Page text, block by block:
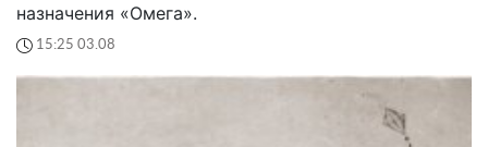
назначения «Омега».
15:25 03.08